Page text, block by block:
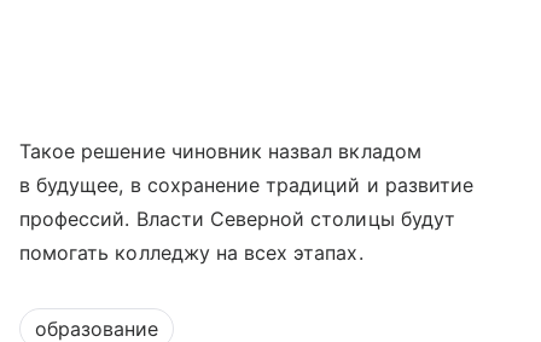
Такое решение чиновник назвал вкладом
в будущее, в сохранение традиций и развитие
профессий. Власти Северной столицы будут
помогать колледжу на всех этапах.
образование